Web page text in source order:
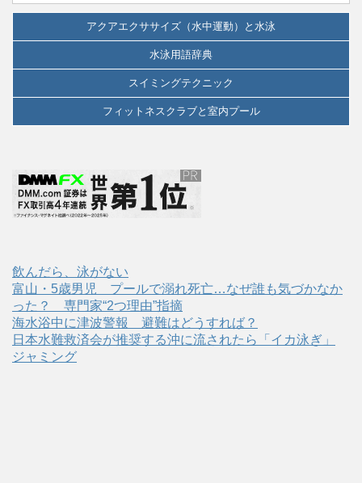
アクアエクササイズ（水中運動）と水泳
水泳用語辞典
スイミングテクニック
フィットネスクラブと室内プール
飲んだら、泳がない
富山・5歳男児 プールで溺れ死亡…なぜ誰も気づかなか
った？ 専門家“2つ理由”指摘
海水浴中に津波警報 避難はどうすれば？
日本水難救済会が推奨する沖に流されたら「イカ泳ぎ」
ジャミング